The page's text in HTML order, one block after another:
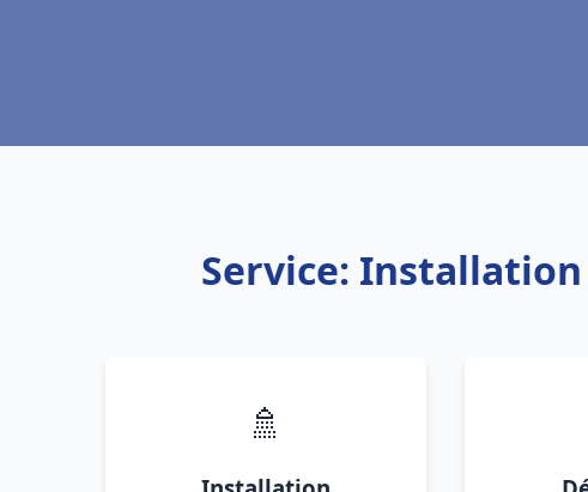
Service:
🚿